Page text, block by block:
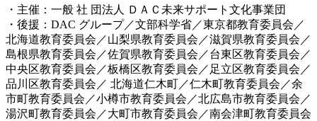
・主催：一般 社 団法人 ＤＡＣ未来サポート文化事業団
・後援：DAC グループ／文部科学省／東京都教育委員会／
北海道教育委員会／山梨県教育委員会／滋賀県教育委員会／
島根県教育委員会／佐賀県教育委員会／台東区教育委員会／
中央区教育委員会／板橋区教育委員会／足立区教育委員会／
品川区教育委員会／ 北海道仁木町／仁木町教育委員会／余
市町教育委員会／小樽市教育委員会／北広島市教育委員会／
湯沢町教育委員会／大町市教育委員会／南会津町教育委員会